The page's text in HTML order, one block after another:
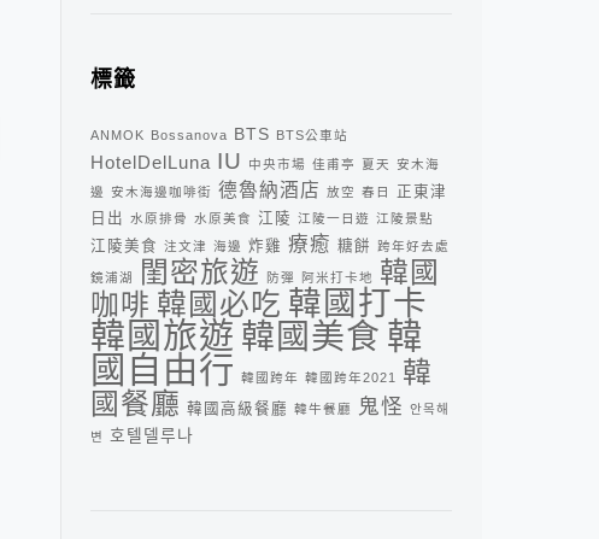
標籤
ANMOK Bossanova BTS BTS公車站
HotelDelLuna IU 中央市場 佳甫亭 夏天 安木海
邊 安木海邊咖啡街 德魯納酒店 放空 春日
正東津
日出 水原排骨 水原美食 江陵 江陵一日遊 江陵景點
江陵美食 注文津 海邊 炸雞 療癒 糖餅 跨年好去處
鏡浦湖 閨密旅遊 防彈 阿米打卡地
韓國
咖啡 韓國必吃 韓國打卡
韓國旅遊 韓國美食 韓
國自由行 韓國跨年 韓國跨年2021
韓
國餐廳 韓國高級餐廳 韓牛餐廳 鬼怪 안목해
변
호텔델루나